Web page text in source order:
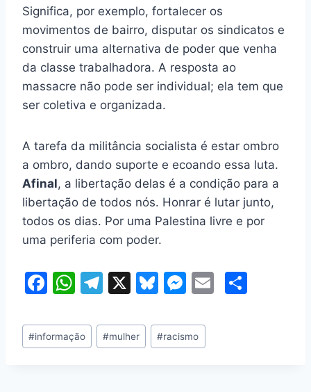
Significa, por exemplo, fortalecer os
movimentos de bairro, disputar os sindicatos e
construir uma alternativa de poder que venha
da classe trabalhadora. A resposta ao
massacre não pode ser individual; ela tem que
ser coletiva e organizada.
A tarefa da militância socialista é estar ombro
a ombro, dando suporte e ecoando essa luta.
Afinal, a libertação delas é a condição para a
libertação de todos nós. Honrar é lutar junto,
todos os dias. Por uma Palestina livre e por
uma periferia com poder.
F
c
e
W
at
s
T
e
gr
X
Bl
e
s
M
s
s
E
Tags
do
#informação #mulher #racismo